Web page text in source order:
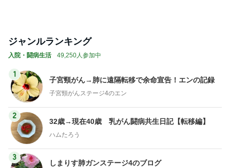
ジャンルランキング
入院・闘病生活 49,250人参加中
1
子宮頸がん→肺に遠隔転移で余命宣告！エンの記録
子宮頸がんステージ4のエン
2
32歳→現在40歳 乳がん闘病共生日記【転移編】
ハムたろう
3
しまりす肺ガンステージ4のブログ